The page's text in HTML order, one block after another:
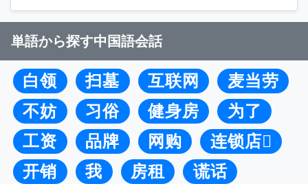
単語から探す中国語会話
白领 扫墓 互联网
麦当劳
不妨
习俗 健身房
为了
工资
品牌 网购
连锁店
开销
我 房租
谎话